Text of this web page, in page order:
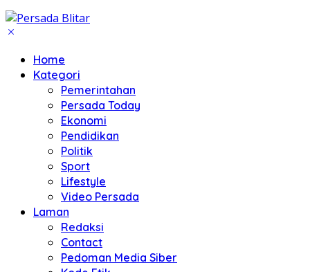
Home
Kategori
Pemerintahan
Persada Today
Ekonomi
Pendidikan
Politik
Sport
Lifestyle
Video Persada
Laman
Redaksi
Contact
Pedoman Media Siber